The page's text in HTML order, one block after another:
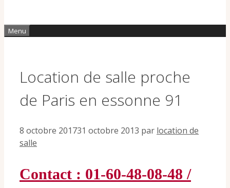
Menu
Location de salle proche
de Paris en essonne 91
8 octobre 201731 octobre 2013 par location de
salle
Contact : 01-60-48-08-48 /